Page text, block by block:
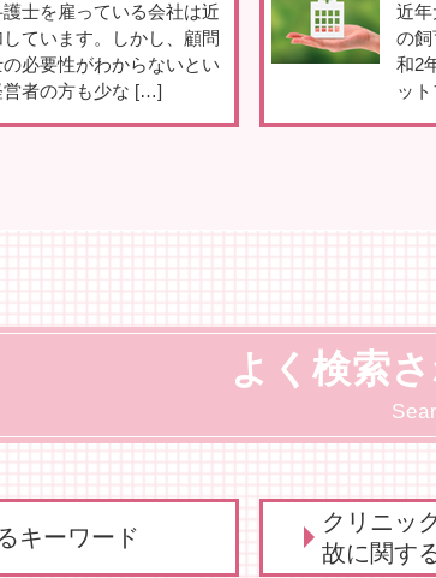
護士を雇っている会社は近
ています。しかし、顧問
必要性がわからないとい
営者の方も少な […]
近
の
和2
ッ
よく検索
キーワード
クリニッ
故に関す